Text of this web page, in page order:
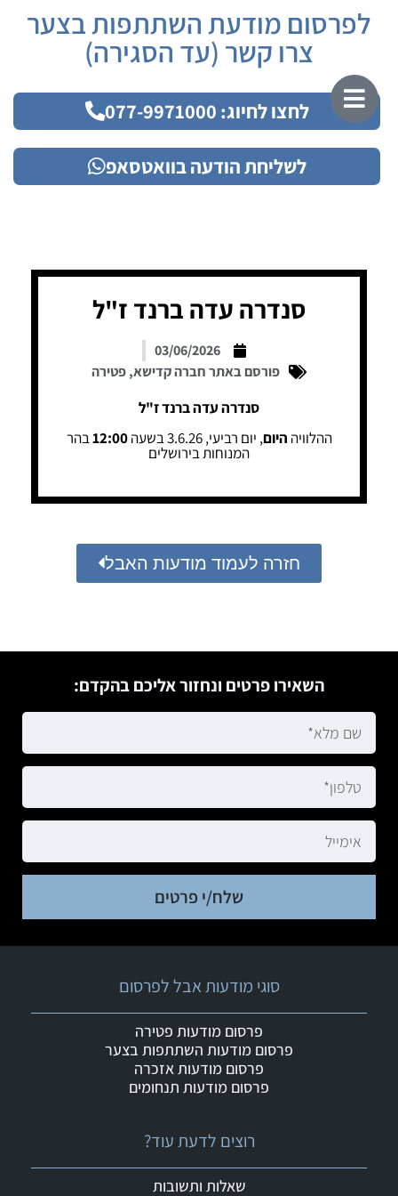
לפרסום מודעת השתתפות בצער
צרו קשר (עד הסגירה)
לחצו לחיוג: 077-9971000
לשליחת הודעה בוואטסאפ
סנדרה עדה ברנד ז"ל
03/06/2026
פורסם באתר חברה קדישא,פטירה
סנדרה עדה ברנד ז"ל
ההלוויה היום, יום רביעי, 3.6.26 בשעה 12:00בהר
המנוחות בירושלים
חזרה לעמוד מודעות האבל
השאירו פרטים ונחזור אליכם בהקדם:
שלח/י פרטים
רוצים לדעת עוד?
שאלות ותשובות
סוגי מודעות אבל לפרסום
פרסום מודעות פטירה
פרסום מודעות השתתפות בצער
פרסום מודעות אזכרה
פרסום מודעות תנחומים